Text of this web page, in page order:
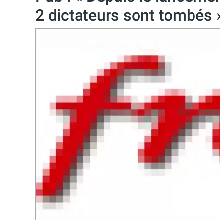
2 dictateurs sont tombés